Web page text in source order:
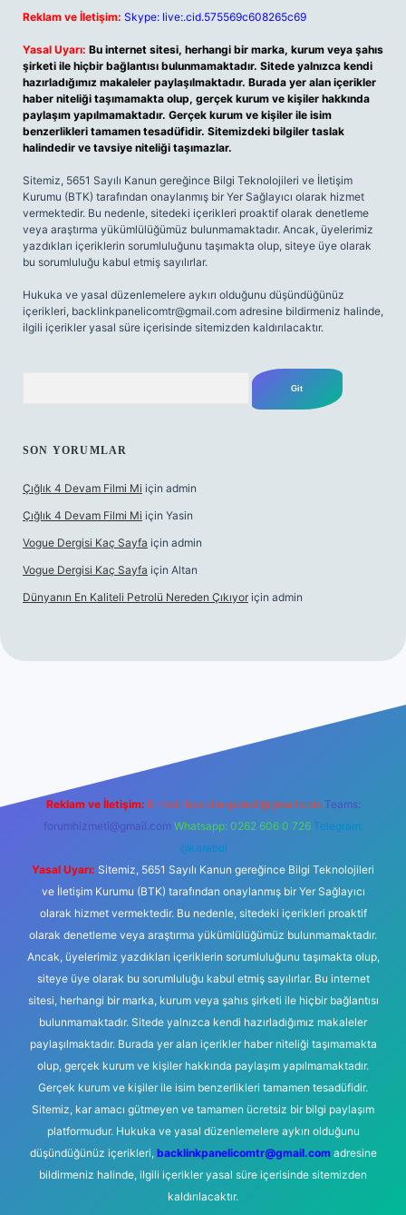
Reklam ve İletişim: Skype: live:.cid.575569c608265c69
Yasal Uyarı: Bu internet sitesi, herhangi bir marka, kurum veya şahıs
şirketi ile hiçbir bağlantısı bulunmamaktadır. Sitede yalnızca kendi
hazırladığımız makaleler paylaşılmaktadır. Burada yer alan içerikler
haber niteliği taşımamakta olup, gerçek kurum ve kişiler hakkında
paylaşım yapılmamaktadır. Gerçek kurum ve kişiler ile isim
benzerlikleri tamamen tesadüfidir. Sitemizdeki bilgiler taslak
halindedir ve tavsiye niteliği taşımazlar.
Sitemiz, 5651 Sayılı Kanun gereğince Bilgi Teknolojileri ve İletişim
Kurumu (BTK) tarafından onaylanmış bir Yer Sağlayıcı olarak hizmet
vermektedir. Bu nedenle, sitedeki içerikleri proaktif olarak denetleme
veya araştırma yükümlülüğümüz bulunmamaktadır. Ancak, üyelerimiz
yazdıkları içeriklerin sorumluluğunu taşımakta olup, siteye üye olarak
bu sorumluluğu kabul etmiş sayılırlar.
Hukuka ve yasal düzenlemelere aykırı olduğunu düşündüğünüz
içerikleri, backlinkpanelicomtr@gmail.com adresine bildirmeniz halinde,
ilgili içerikler yasal süre içerisinde sitemizden kaldırılacaktır.
SON YORUMLAR
Çığlık 4 Devam Filmi Mi için admin
Çığlık 4 Devam Filmi Mi için Yasin
Vogue Dergisi Kaç Sayfa için admin
Vogue Dergisi Kaç Sayfa için Altan
Dünyanın En Kaliteli Petrolü Nereden Çıkıyor için admin
Reklam ve İletişim: E-mail: backlinkpaneli@gmail.com Teams:
forumhizmeti@gmail.com Whatsapp: 0262 606 0 726 Telegram:
@karabul
Yasal Uyarı: Sitemiz, 5651 Sayılı Kanun gereğince Bilgi Teknolojileri
ve İletişim Kurumu (BTK) tarafından onaylanmış bir Yer Sağlayıcı
olarak hizmet vermektedir. Bu nedenle, sitedeki içerikleri proaktif
olarak denetleme veya araştırma yükümlülüğümüz bulunmamaktadır.
Ancak, üyelerimiz yazdıkları içeriklerin sorumluluğunu taşımakta olup,
siteye üye olarak bu sorumluluğu kabul etmiş sayılırlar. Bu internet
sitesi, herhangi bir marka, kurum veya şahıs şirketi ile hiçbir bağlantısı
bulunmamaktadır. Sitede yalnızca kendi hazırladığımız makaleler
paylaşılmaktadır. Burada yer alan içerikler haber niteliği taşımamakta
olup, gerçek kurum ve kişiler hakkında paylaşım yapılmamaktadır.
Gerçek kurum ve kişiler ile isim benzerlikleri tamamen tesadüfidir.
Sitemiz, kar amacı gütmeyen ve tamamen ücretsiz bir bilgi paylaşım
platformudur. Hukuka ve yasal düzenlemelere aykırı olduğunu
düşündüğünüz içerikleri, backlinkpanelicomtr@gmail.comadresine
bildirmeniz halinde, ilgili içerikler yasal süre içerisinde sitemizden
kaldırılacaktır.